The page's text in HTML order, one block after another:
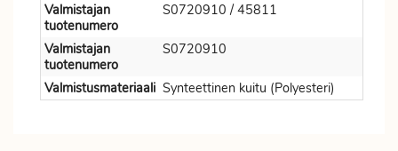
Valmistajan
tuotenumero
S0720910 / 45811
Valmistajan
tuotenumero
S0720910
Valmistusmateriaali Synteettinen kuitu (Polyesteri)